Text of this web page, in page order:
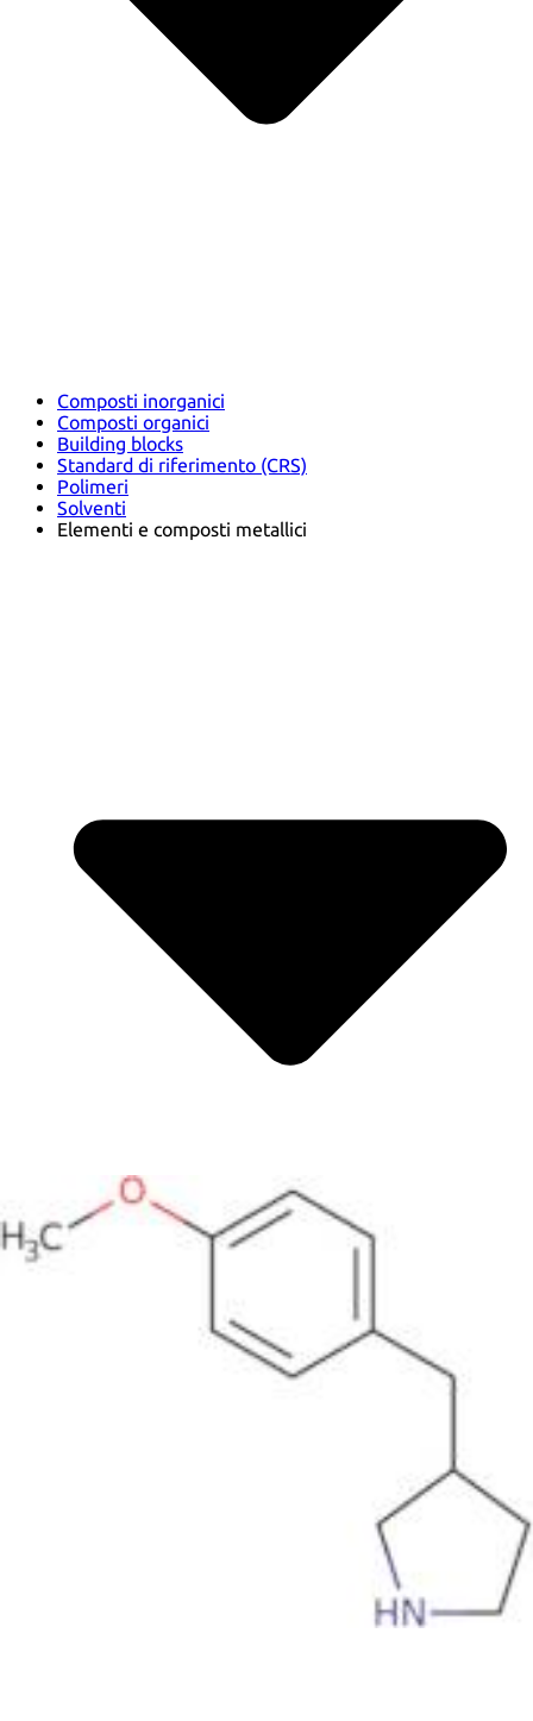
Composti inorganici
Composti organici
Building blocks
Standard di riferimento (CRS)
Polimeri
Solventi
Elementi e composti metallici
Metalli di transizione interni